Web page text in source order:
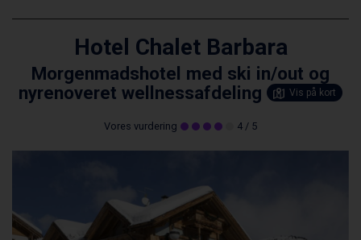
Hotel Chalet Barbara
Morgenmadshotel med ski in/out og
nyrenoveret wellnessafdeling
Vis på kort
Vores vurdering 4 / 5